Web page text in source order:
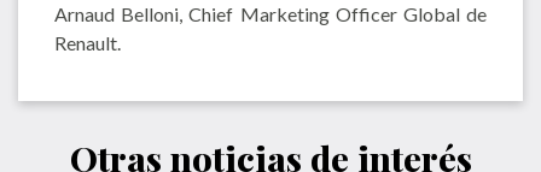
Arnaud Belloni, Chief Marketing Officer Global de
Renault.
Otras noticias de interés